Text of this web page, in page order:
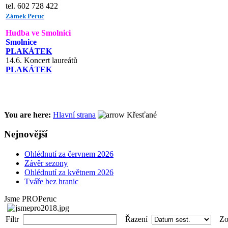
tel. 602 728 422
Zámek Peruc
Hudba ve Smolnici
Smolnice
PLAKÁTEK
14.6. Koncert laureátů
PLAKÁTEK
You are here: Hlavní strana Křesťané
Nejnovější
Ohlédnutí za červnem 2026
Závěr sezony
Ohlédnutí za květnem 2026
Tváře bez hranic
Jsme PROPeruc
Filtr Řazení